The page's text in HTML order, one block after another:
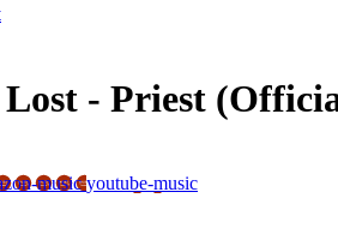
- Priest
musicyoutube-music